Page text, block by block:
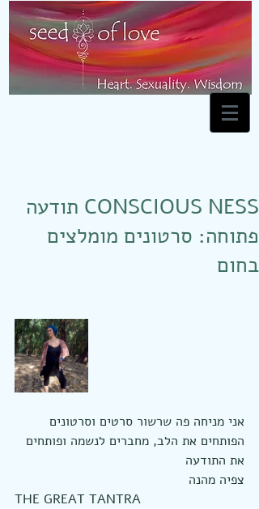
CONSCIOUS NESS תודעה
פתוחה: סרטונים מומלצים
בחום
אני מניחה פה שרשור סרטים וסרטונים
הפותחים את הלב, מחברים לנשמה ופותחים
את התודעה
צפיה מהנה
THE GREAT TANTRA